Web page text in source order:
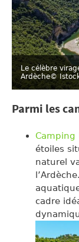
Le célèbre
Ardèche©
Parmi les
Camping
étoiles
naturel
cadre